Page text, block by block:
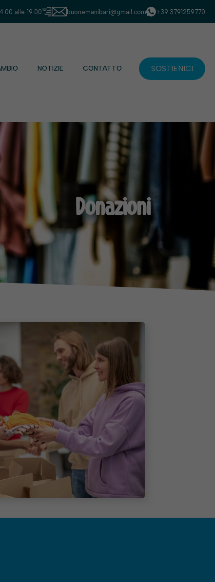
alle 19.00 buonemanibari@gmail.com +39.3791259770
NOTIZIE CONTATTO SOSTIENICI
Donazioni